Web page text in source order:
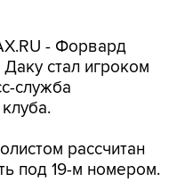
- Форвард
стал игроком
служба
рассчитан
под 19-м номером.